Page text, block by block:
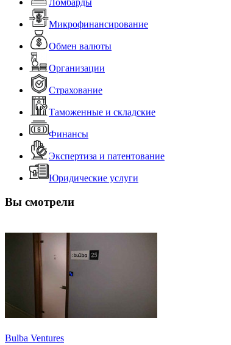
Ломбарды
Микрофинансирование
Обмен валюты
Организации
Страхование
Таможенные и складские
Финансы
Экспертиза и патентование
Юридические услуги
Вы смотрели
Bulba Ventures